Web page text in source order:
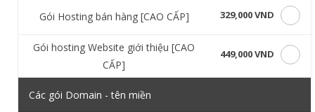
Gói Hosting bán hàng [CAO CẤP] 329,000 VND
Gói hosting Website giới thiệu [CAO
CẤP]
449,000 VND
Các gói Domain - tên miền